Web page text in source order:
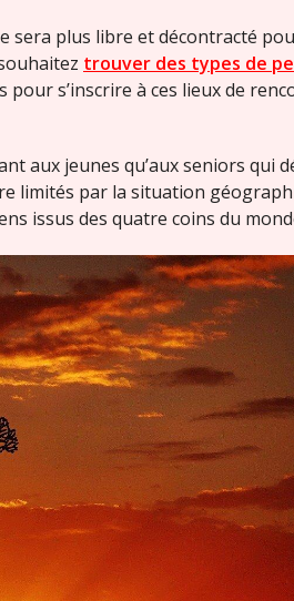
sera plus libre et décontracté
trouver des types de
pour s’inscrire à ces lieux de
aux jeunes qu’aux seniors qui
limités par la situation
issus des quatre coins du